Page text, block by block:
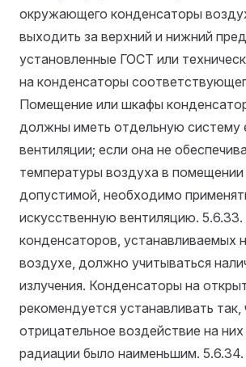
окружающего конденсаторы
выходить за верхний и нижний
установленные ГОСТ или
на конденсаторы
Помещение или шкафы
должны иметь отдельную систему
вентиляции; если она не
температуры воздуха в
допустимой, необходимо
искусственную вентиляцию.
конденсаторов, устанавливаемых
воздухе, должно учитываться
излучения. Конденсаторы на
рекомендуется устанавливать так,
отрицательное воздействие на
радиации было наименьшим.